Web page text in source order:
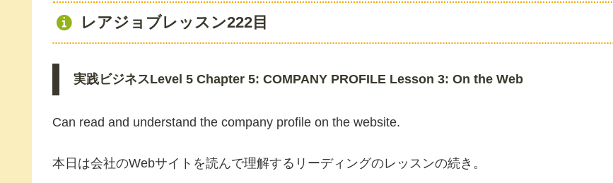
レアジョブレッスン222目
実践ビジネスLevel 5 Chapter 5: COMPANY PROFILE Lesson 3: On the Web
Can read and understand the company profile on the website.
本日は会社のWebサイトを読んで理解するリーディングのレッスンの続き。